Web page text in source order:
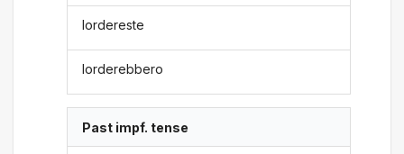
lordereste
lorderebbero
Past impf. tense